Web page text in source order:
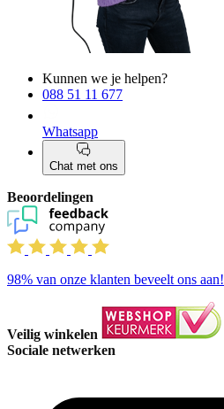
Kunnen we je helpen?
088 51 11 677
Whatsapp
Chat met ons
Beoordelingen
98% van onze klanten beveelt ons aan!
Veilig winkelen
Sociale netwerken